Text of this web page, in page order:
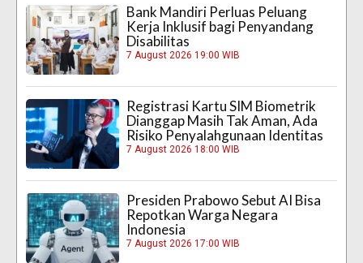
Bank Mandiri Perluas Peluang
Kerja Inklusif bagi Penyandang
Disabilitas
7 August 2026 19:00 WIB
Registrasi Kartu SIM Biometrik
Dianggap Masih Tak Aman, Ada
Risiko Penyalahgunaan Identitas
7 August 2026 18:00 WIB
Presiden Prabowo Sebut AI Bisa
Repotkan Warga Negara
Indonesia
7 August 2026 17:00 WIB